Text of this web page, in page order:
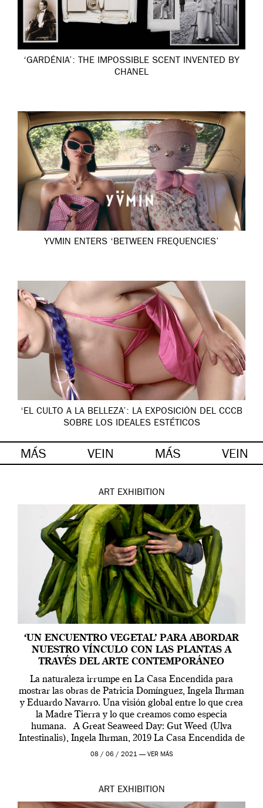
‘GARDÉNIA’: THE IMPOSSIBLE SCENT INVENTED BY
CHANEL
YVMIN ENTERS ‘BETWEEN FREQUENCIES’
‘EL CULTO A LA BELLEZA’: LA EXPOSICIÓN DEL CCCB
SOBRE LOS IDEALES ESTÉTICOS
MÁS VEIN MÁS VEIN
ART EXHIBITION
‘UN ENCUENTRO VEGETAL’ PARA ABORDAR
NUESTRO VÍNCULO CON LAS PLANTAS A
TRAVÉS DEL ARTE CONTEMPORÁNEO
La naturaleza irrumpe en La Casa Encendida para
mostrar las obras de Patricia Domínguez, Ingela Ihrman
y Eduardo Navarro. Una visión global entre lo que crea
la Madre Tierra y lo que creamos como especia
humana. A Great Seaweed Day: Gut Weed (Ulva
Intestinalis), Ingela Ihrman, 2019 La Casa Encendida de
Madrid y la Wellcome […]
08 / 06 / 2021 — VER MÁS
ART EXHIBITION